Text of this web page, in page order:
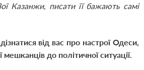
Казанжи, писати її бажають самі
від вас про настрої Одеси,
мешканців до політичної ситуації.